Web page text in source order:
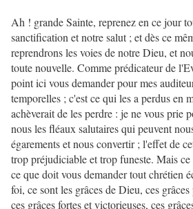
Ah ! grande Sainte, reprenez en ce jour
sanctification et notre salut ; et dès ce
reprendrons les voies de notre Dieu, et
toute nouvelle. Comme prédicateur de
point ici vous demander pour mes
temporelles ; c'est ce qui les a perdus en
achèverait de les perdre : je ne vous prie
nous les fléaux salutaires qui peuvent
égarements et nous convertir ; l'effet de
trop préjudiciable et trop funeste. Mais
ce que doit vous demander tout chrétien
foi, ce sont les grâces de Dieu, ces
ces grâces fortes et victorieuses, ces